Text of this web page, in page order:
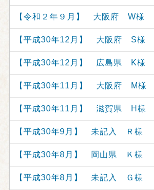
【令和２年９月】 大阪府 W様
【平成30年12月】 大阪府 S様
【平成30年12月】 広島県 K様
【平成30年11月】 大阪府 M様
【平成30年11月】 滋賀県 H様
【平成30年9月】 未記入 Ｒ様
【平成30年8月】 岡山県 Ｋ様
【平成30年8月】 未記入 Ｇ様